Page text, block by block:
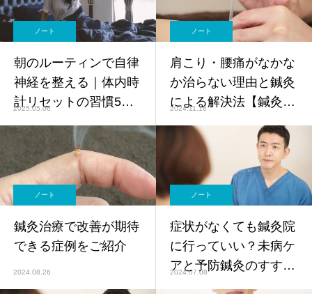
ノート
朝のルーティンで自律
神経を整える｜体内時
計リセットの習慣5選
2025.05.06
ノート
肩こり・腰痛がなかな
か治らない理由と鍼灸
による解決法【鍼灸師
2024.11.16
ノート
鍼灸治療で改善が期待
できる症例をご紹介
2024.08.26
ノート
症状がなくても鍼灸院
に行っていい？未病ケ
アと予防鍼灸のすすめ
2024.07.08